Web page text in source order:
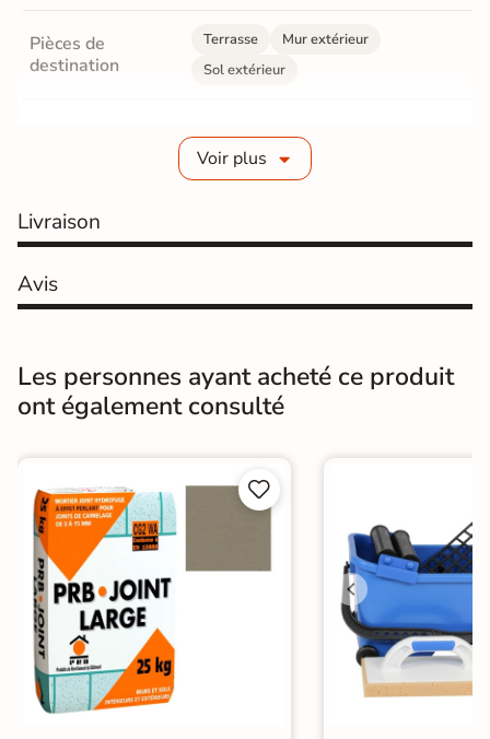
Pièces de
destination
Terrasse
Mur extérieur
Sol extérieur
10 mm
Coefficient
antidérapant
Résistance à
l'usure
Gr4 - Très résistant
Bords rectifié
Finition Mate
Surface Antidérapante
Résistant au Gel
Conditionnement
Choix
Pose
Voir plus
Livraison
Avis
Les personnes ayant acheté ce produit
ont également consulté

